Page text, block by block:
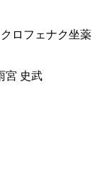
ロフェナク坐薬
宮 史武